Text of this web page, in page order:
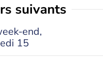
suivants
end,
15